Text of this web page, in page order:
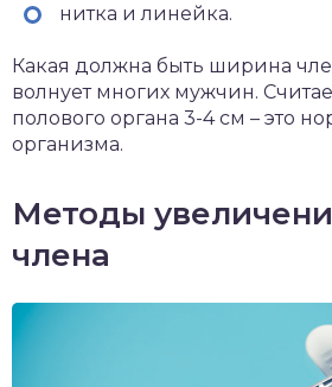
нитка и линейка.
Какая должна быть ширина
волнует многих мужчин.
полового органа 3-4 см – это
организма.
Методы
члена